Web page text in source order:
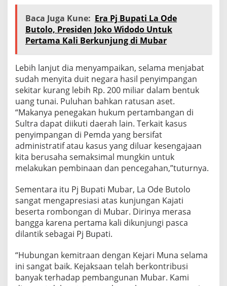
Baca Juga Kune: Era Pj Bupati La Ode
Butolo, Presiden Joko Widodo Untuk
Pertama Kali Berkunjung di Mubar
Lebih lanjut dia menyampaikan, selama menjabat
sudah menyita duit negara hasil penyimpangan
sekitar kurang lebih Rp. 200 miliar dalam bentuk
uang tunai. Puluhan bahkan ratusan aset.
“Makanya penegakan hukum pertambangan di
Sultra dapat diikuti daerah lain. Terkait kasus
penyimpangan di Pemda yang bersifat
administratif atau kasus yang diluar kesengajaan
kita berusaha semaksimal mungkin untuk
melakukan pembinaan dan pencegahan,”tuturnya.
Sementara itu Pj Bupati Mubar, La Ode Butolo
sangat mengapresiasi atas kunjungan Kajati
beserta rombongan di Mubar. Dirinya merasa
bangga karena pertama kali dikunjungi pasca
dilantik sebagai Pj Bupati.
“Hubungan kemitraan dengan Kejari Muna selama
ini sangat baik. Kejaksaan telah berkontribusi
banyak terhadap pembangunan Mubar. Kami